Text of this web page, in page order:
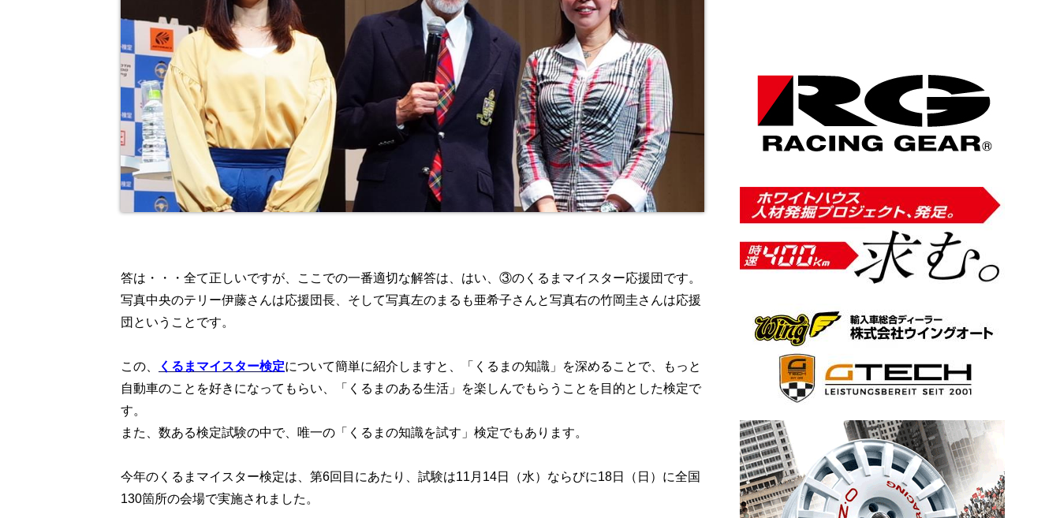
答は・・・全て正しいですが、ここでの一番適切な解答は、はい、③のくるまマイスター応援団です。
写真中央のテリー伊藤さんは応援団長、そして写真左のまるも亜希子さんと写真右の竹岡圭さんは応援
団ということです。
この、 くるまマイスター検定について簡単に紹介しますと、「くるまの知識」を深めることで、もっと
自動車のことを好きになってもらい、「くるまのある生活」を楽しんでもらうことを目的とした検定で
す。
また、数ある検定試験の中で、唯一の「くるまの知識を試す」検定でもあります。
今年のくるまマイスター検定は、第6回目にあたり、試験は11月14日（水）ならびに18日（日）に全国
130箇所の会場で実施されました。